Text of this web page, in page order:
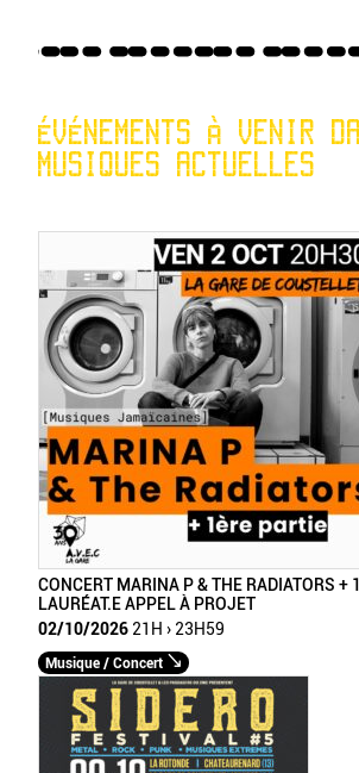
ÉVÉNEMENTS À VENIR
MUSIQUES ACTUELLES
CONCERT MARINA P & THE RADIATORS +
LAURÉAT.E APPEL À PROJET
02/10/2026 21H › 23H59
Musique / Concert